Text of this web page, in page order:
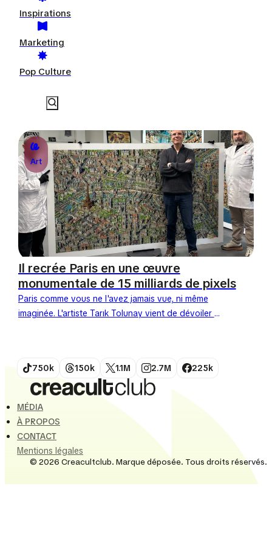
Inspirations
Marketing
Pop Culture
Art
Il recrée Paris en une œuvre
monumentale de 15 milliards de pixels
Paris comme vous ne l'avez jamais vue, ni même
imaginée. L'artiste Tarık Tolunay vient de dévoiler «
750k 150k 1.1M 2.7M 225k
MÉDIA
À PROPOS
CONTACT
Mentions légales
© 2026 Creacultclub. Marque déposée. Tous droits réservés.